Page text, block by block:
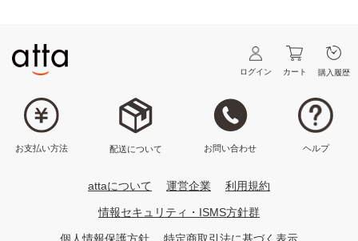
ログイン カート 購入履歴
お支払い方法 配送について お問い合わせ ヘルプ
attaについて 運営企業 利用規約
情報セキュリティ・ISMS方針群